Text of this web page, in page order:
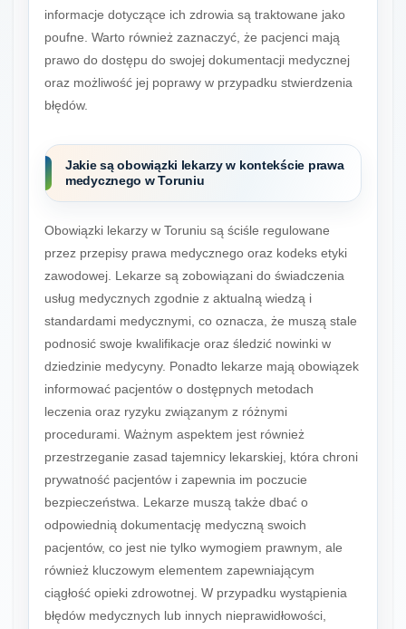
informacje dotyczące ich zdrowia są traktowane jako
poufne. Warto również zaznaczyć, że pacjenci mają
prawo do dostępu do swojej dokumentacji medycznej
oraz możliwość jej poprawy w przypadku stwierdzenia
błędów.
Jakie są obowiązki lekarzy w kontekście prawa
medycznego w Toruniu
Obowiązki lekarzy w Toruniu są ściśle regulowane
przez przepisy prawa medycznego oraz kodeks etyki
zawodowej. Lekarze są zobowiązani do świadczenia
usług medycznych zgodnie z aktualną wiedzą i
standardami medycznymi, co oznacza, że muszą stale
podnosić swoje kwalifikacje oraz śledzić nowinki w
dziedzinie medycyny. Ponadto lekarze mają obowiązek
informować pacjentów o dostępnych metodach
leczenia oraz ryzyku związanym z różnymi
procedurami. Ważnym aspektem jest również
przestrzeganie zasad tajemnicy lekarskiej, która chroni
prywatność pacjentów i zapewnia im poczucie
bezpieczeństwa. Lekarze muszą także dbać o
odpowiednią dokumentację medyczną swoich
pacjentów, co jest nie tylko wymogiem prawnym, ale
również kluczowym elementem zapewniającym
ciągłość opieki zdrowotnej. W przypadku wystąpienia
błędów medycznych lub innych nieprawidłowości,